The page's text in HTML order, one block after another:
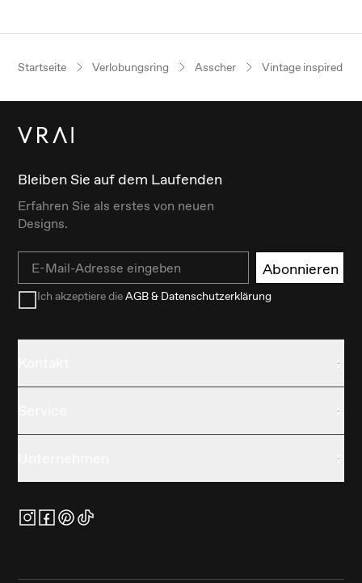
Startseite Verlobungsring Asscher Vintage inspired
Bleiben Sie auf dem Laufenden
Erfahren Sie als erstes von neuen
Designs.
Email Abonnieren
Ich akzeptiere dieAGB & Datenschutzerklärung